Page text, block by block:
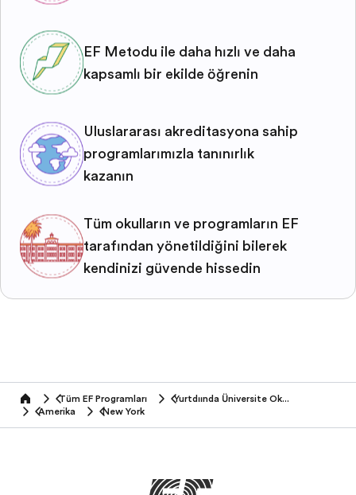
EF Metodu ile daha hızlı ve daha
kapsamlı bir şekilde öğrenin
Uluslararası akreditasyona sahip
programlarımızla tanınırlık
kazanın
Tüm okulların ve programların EF
tarafından yönetildiğini bilerek
kendinizi güvende hissedin
home Tüm EF Programları
Yurtdışında Üniversite Okumak
Amerika
New York